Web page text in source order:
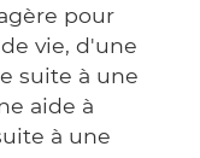
pour
vie, d'une
suite à une
aide à
à une